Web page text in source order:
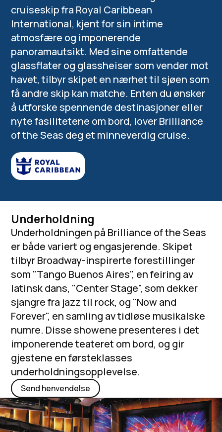
cruiseskip fra Royal Caribbean
International, kjent for sin intime
atmosfære og imponerende
panoramautsikt. Med sine omfattende
glassflater og glassheiser som vender mot
havet, tilbyr skipet en nærhet til sjøen som
få andre skip kan matche. Enten du ønsker
å utforske spennende destinasjoner eller
nyte fasilitetene om bord, lover Brilliance
of the Seas deg et minneverdig cruise.
Underholdning
Underholdningen på Brilliance of the Seas
er både variert og engasjerende. Skipet
tilbyr Broadway-inspirerte forestillinger
som "Tango Buenos Aires", en feiring av
latinsk dans, "Center Stage", som dekker
sjangre fra jazz til rock, og "Now and
Forever", en samling av tidløse musikalske
numre. Disse showene presenteres i det
imponerende teateret om bord, og gir
gjestene en førsteklasses
underholdningsopplevelse.
Send henvendelse